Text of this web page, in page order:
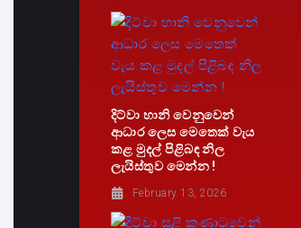
දිට්වා හානි වෙනුවෙන්
ආධාර ලෙස මෙතෙක් වැය
කළ මුදල් පිළිබඳ නිල
ලැයිස්තුව මෙන්න !
February 13, 2026